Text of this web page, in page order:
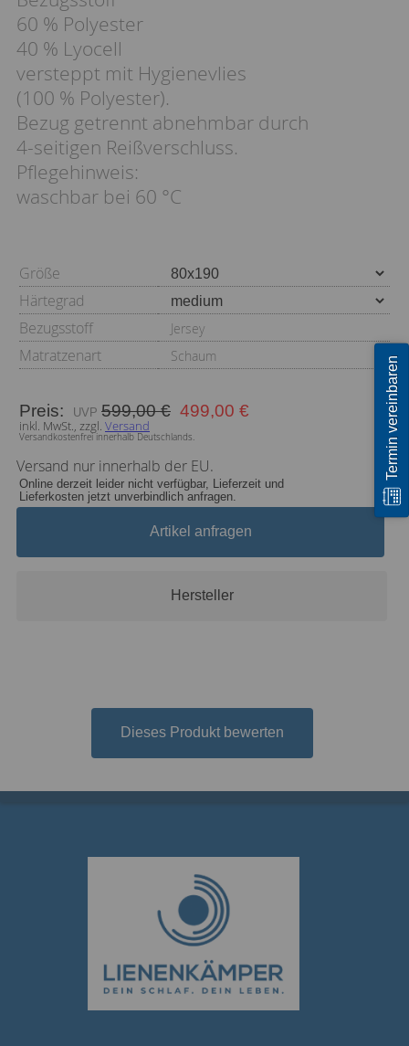
60 % Polyester
40 % Lyocell
versteppt mit Hygienevlies
(100 % Polyester).
Bezug getrennt abnehmbar durch
4-seitigen Reißverschluss.
Pflegehinweis:
waschbar bei 60 °C
Größe
Härtegrad
Bezugsstoff
Jersey
Matratzenart Schaum
Preis: 599,00 € 499,00 €
inkl. MwSt., zzgl. Versand
Versandkostenfrei innerhalb Deutschlands.
Versand nur innerhalb der EU.
Online derzeit leider nicht verfügbar, Lieferzeit und
Lieferkosten jetzt unverbindlich anfragen.
Artikel anfragen
Hersteller
Dieses Produkt bewerten
Termin vereinbaren